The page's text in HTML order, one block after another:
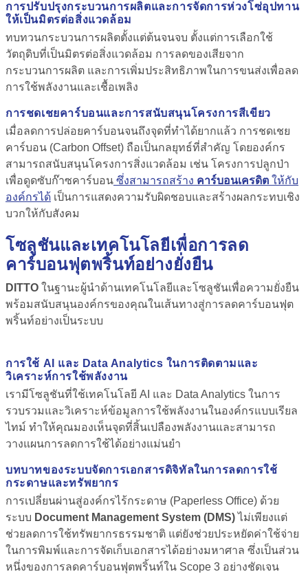
การปรับปรุงกระบวนการผลิตและการจัดการห่วงโซ่อุปทาน
ให้เป็นมิตรต่อสิ่งแวดล้อม
ทบทวนกระบวนการผลิตตั้งแต่ต้นจนจบ ตั้งแต่การเลือกใช้
วัตถุดิบที่เป็นมิตรต่อสิ่งแวดล้อม การลดของเสียจาก
กระบวนการผลิต และการเพิ่มประสิทธิภาพในการขนส่งเพื่อลด
การใช้พลังงานและเชื้อเพลิง
การชดเชยคาร์บอนและการสนับสนุนโครงการสีเขียว
เมื่อลดการปล่อยคาร์บอนจนถึงจุดที่ทำได้ยากแล้ว การชดเชย
คาร์บอน (Carbon Offset) ถือเป็นกลยุทธ์ที่สำคัญ โดยองค์กร
สามารถสนับสนุนโครงการสิ่งแวดล้อม เช่น โครงการปลูกป่า
เพื่อดูดซับก๊าซคาร์บอน ซึ่งสามารถสร้าง คาร์บอนเครดิต ให้กับ
องค์กรได้ เป็นการแสดงความรับผิดชอบและสร้างผลกระทบเชิง
บวกให้กับสังคม
โซลูชันและเทคโนโลยีเพื่อการลด
คาร์บอนฟุตพริ้นท์อย่างยั่งยืน
DITTO ในฐานะผู้นำด้านเทคโนโลยีและโซลูชันเพื่อความยั่งยืน
พร้อมสนับสนุนองค์กรของคุณในเส้นทางสู่การลดคาร์บอนฟุต
พริ้นท์อย่างเป็นระบบ
การใช้ AI และ Data Analytics ในการติดตามและ
วิเคราะห์การใช้พลังงาน
เรามีโซลูชันที่ใช้เทคโนโลยี AI และ Data Analytics ในการ
รวบรวมและวิเคราะห์ข้อมูลการใช้พลังงานในองค์กรแบบเรียล
ไทม์ ทำให้คุณมองเห็นจุดที่สิ้นเปลืองพลังงานและสามารถ
วางแผนการลดการใช้ได้อย่างแม่นยำ
บทบาทของระบบจัดการเอกสารดิจิทัลในการลดการใช้
กระดาษและทรัพยากร
การเปลี่ยนผ่านสู่องค์กรไร้กระดาษ (Paperless Office) ด้วย
ระบบ Document Management System (DMS)ไม่เพียงแต่
ช่วยลดการใช้ทรัพยากรธรรมชาติ แต่ยังช่วยประหยัดค่าใช้จ่าย
ในการพิมพ์และการจัดเก็บเอกสารได้อย่างมหาศาล ซึ่งเป็นส่วน
หนึ่งของการลดคาร์บอนฟุตพริ้นท์ใน Scope 3 อย่างชัดเจน